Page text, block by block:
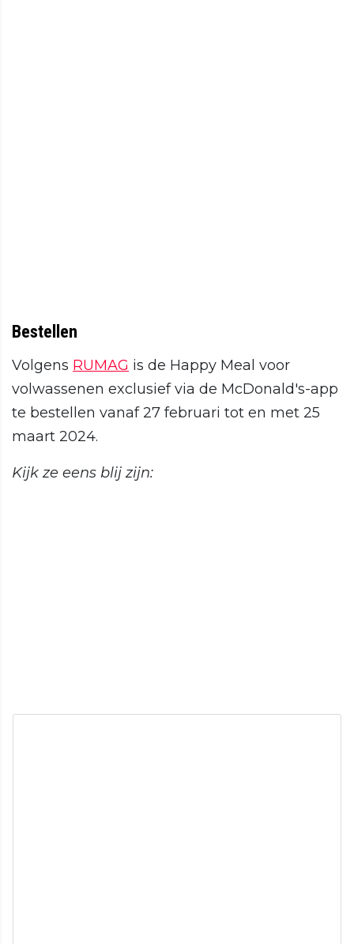
Bestellen
Volgens RUMAG is de Happy Meal voor
volwassenen exclusief via de McDonald's-app
te bestellen vanaf 27 februari tot en met 25
maart 2024.
Kijk ze eens blij zijn: